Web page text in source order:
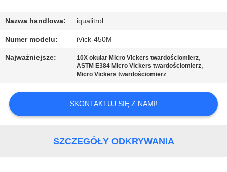
Nazwa handlowa: iqualitrol
Numer modelu: iVick-450M
Najważniejsze: 10X okular Micro Vickers twardościomierz,
ASTM E384 Micro Vickers twardościomierz,
Micro Vickers twardościomierz
SKONTAKTUJ SIĘ Z NAMI!
SZCZEGÓŁY ODKRYWANIA